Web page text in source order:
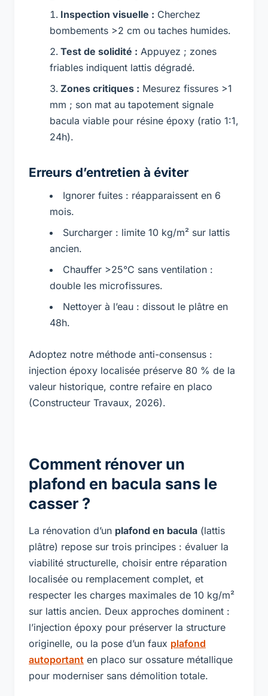
Inspection visuelle : Cherchez
bombements >2 cm ou taches humides.
Test de solidité : Appuyez ; zones
friables indiquent lattis dégradé.
Zones critiques : Mesurez fissures >1
mm ; son mat au tapotement signale
bacula viable pour résine époxy (ratio 1:1,
24h).
Erreurs d’entretien à éviter
Ignorer fuites : réapparaissent en 6
mois.
Surcharger : limite 10 kg/m² sur lattis
ancien.
Chauffer >25°C sans ventilation :
double les microfissures.
Nettoyer à l’eau : dissout le plâtre en
48h.
Adoptez notre méthode anti-consensus :
injection époxy localisée préserve 80 % de la
valeur historique, contre refaire en placo
(Constructeur Travaux, 2026).
Comment rénover un
plafond en bacula sans le
casser ?
La rénovation d’un plafond en bacula (lattis
plâtre) repose sur trois principes : évaluer la
viabilité structurelle, choisir entre réparation
localisée ou remplacement complet, et
respecter les charges maximales de 10 kg/m²
sur lattis ancien. Deux approches dominent :
l’injection époxy pour préserver la structure
originelle, ou la pose d’un faux plafond
autoportant en placo sur ossature métallique
pour moderniser sans démolition totale.